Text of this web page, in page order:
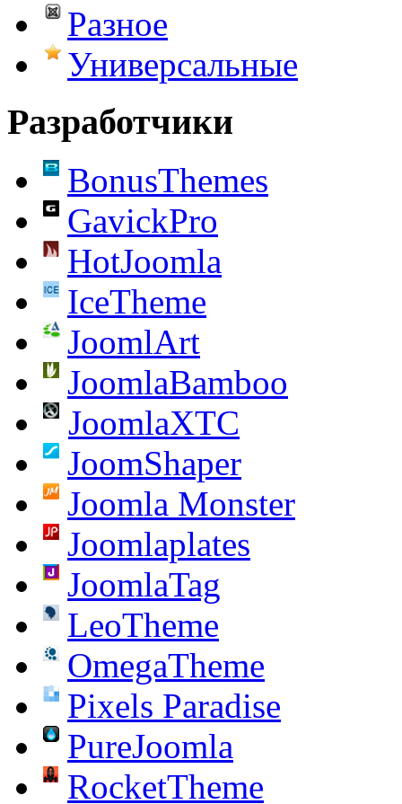
Разное
Универсальные
Разработчики
BonusThemes
GavickPro
HotJoomla
IceTheme
JoomlArt
JoomlaBamboo
JoomlaXTC
JoomShaper
Joomla Monster
Joomlaplates
JoomlaTag
LeoTheme
OmegaTheme
Pixels Paradise
PureJoomla
RocketTheme